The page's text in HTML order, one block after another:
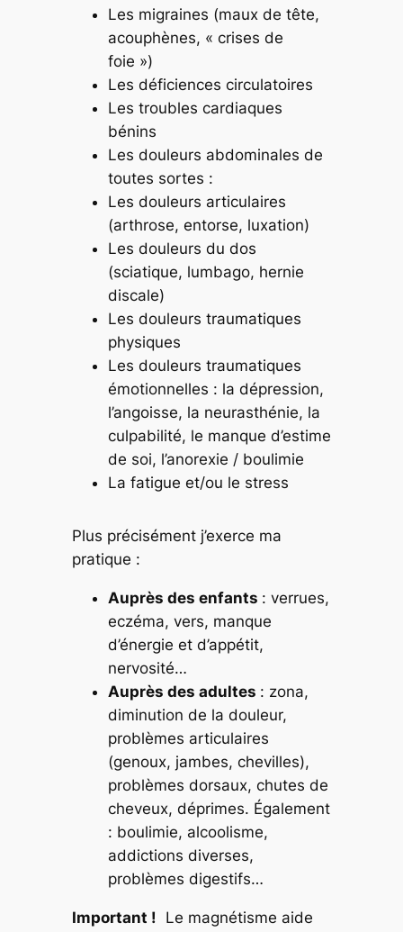
Les migraines (maux de tête,
acouphènes, « crises de
foie »)
Les déficiences circulatoires
Les troubles cardiaques
bénins
Les douleurs abdominales de
toutes sortes :
Les douleurs articulaires
(arthrose, entorse, luxation)
Les douleurs du dos
(sciatique, lumbago, hernie
discale)
Les douleurs traumatiques
physiques
Les douleurs traumatiques
émotionnelles : la dépression,
l’angoisse, la neurasthénie, la
culpabilité, le manque d’estime
de soi, l’anorexie / boulimie
La fatigue et/ou le stress
Plus précisément j’exerce ma
pratique :
Auprès des enfants : verrues,
eczéma, vers, manque
d’énergie et d’appétit,
nervosité…
Auprès des adultes : zona,
diminution de la douleur,
problèmes articulaires
(genoux, jambes, chevilles),
problèmes dorsaux, chutes de
cheveux, déprimes. Également
: boulimie, alcoolisme,
addictions diverses,
problèmes digestifs…
Important ! Le magnétisme aide